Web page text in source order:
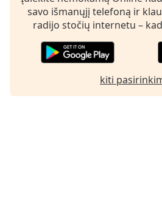
dialog
window.
close
savo išmanųjį telefoną ir
radijo stočių internetu –
kiti